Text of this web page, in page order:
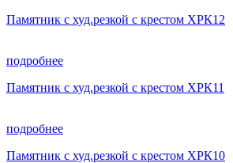
Памятник с худ.резкой с крестом ХРК12
подробнее
Памятник с худ.резкой с крестом ХРК11
подробнее
Памятник с худ.резкой с крестом ХРК10